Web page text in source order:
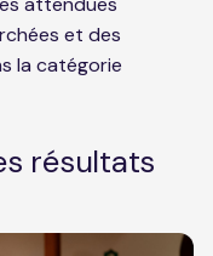
et des
la catégorie
résultats